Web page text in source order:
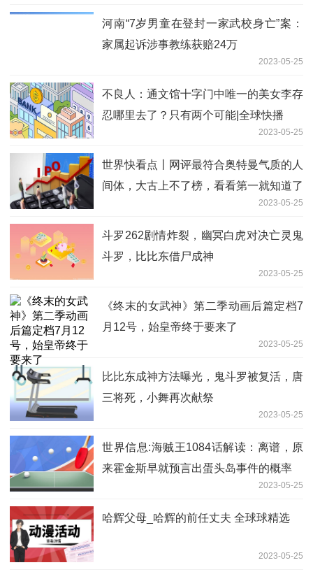
河南“7岁男童在登封一家武校身亡”案：
家属起诉涉事教练获赔24万
2023-05-25
不良人：通文馆十字门中唯一的美女李存
忍哪里去了？只有两个可能|全球快播
2023-05-25
世界快看点丨网评最符合奥特曼气质的人
间体，大古上不了榜，看看第一就知道了
2023-05-25
斗罗262剧情炸裂，幽冥白虎对决亡灵鬼
斗罗，比比东借尸成神
2023-05-25
《终末的女武神》第二季动画后篇定档7
月12号，始皇帝终于要来了
2023-05-25
比比东成神方法曝光，鬼斗罗被复活，唐
三将死，小舞再次献祭
2023-05-25
世界信息:海贼王1084话解读：离谱，原
来霍金斯早就预言出蛋头岛事件的概率
2023-05-25
哈辉父母_哈辉的前任丈夫 全球球精选
2023-05-25